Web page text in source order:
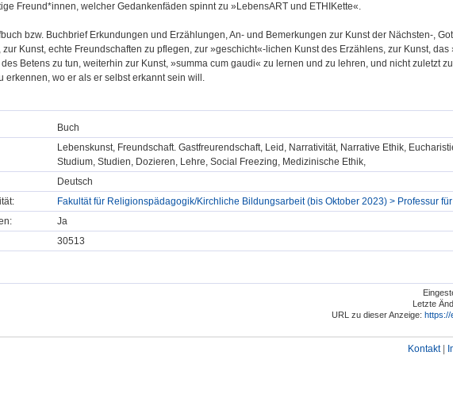
Freund*innen, welcher Gedankenfäden spinnt zu »LebensART und ETHIKette«.
bzw. Buchbrief Erkundungen und Erzählungen, An- und Bemerkungen zur Kunst der Nächsten-,
Kunst, echte Freundschaften zu pflegen, zur »geschicht«-lichen Kunst des Erzählens, zur Kunst, das
Betens zu tun, weiterhin zur Kunst, »summa cum gaudi« zu lernen und zu lehren, und nicht zuletzt
erkennen, wo er als er selbst erkannt sein will.
Buch
Lebenskunst, Freundschaft. Gastfreurendschaft, Leid, Narrativität, Narrative Ethik,
Studium, Studien, Dozieren, Lehre, Social Freezing, Medizinische Ethik,
Deutsch
Fakultät für Religionspädagogik/Kirchliche Bildungsarbeit (bis Oktober 2023) > Professur
Ja
30513
Letzte
URL zu dieser Anzeige: https://
Kontakt|